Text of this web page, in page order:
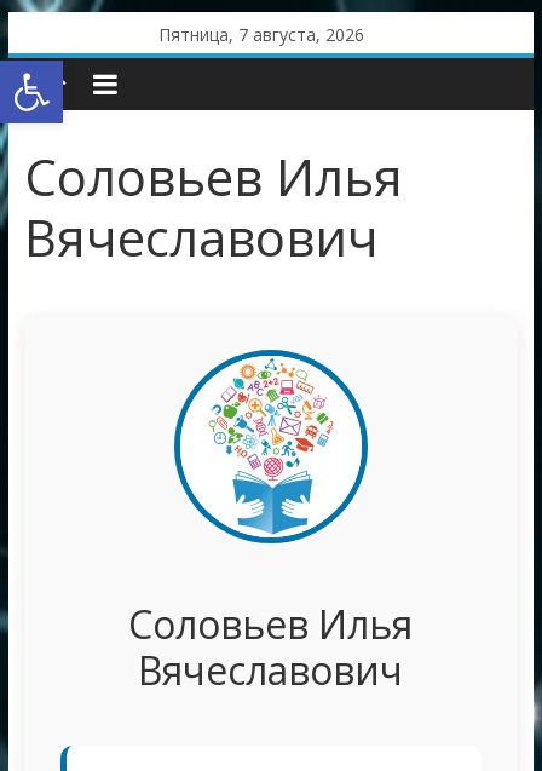
Открыть панель инструментов
Skip
to
content
Пятница, 7 августа, 2026
Соловьев Илья
Вячеславович
Соловьев Илья
Вячеславович